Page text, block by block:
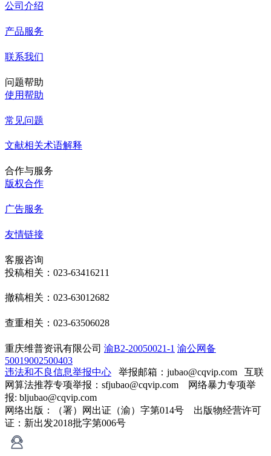
公司介绍
产品服务
联系我们
问题帮助
使用帮助
常见问题
文献相关术语解释
合作与服务
版权合作
广告服务
友情链接
客服咨询
投稿相关：023-63416211
撤稿相关：023-63012682
查重相关：023-63506028
重庆维普资讯有限公司 渝B2-20050021-1 渝公网备
50019002500403
违法和不良信息举报中心 举报邮箱：jubao@cqvip.com 互联
网算法推荐专项举报：sfjubao@cqvip.com 网络暴力专项举
报: bljubao@cqvip.com
网络出版：（署）网出证（渝）字第014号 出版物经营许可
证：新出发2018批字第006号